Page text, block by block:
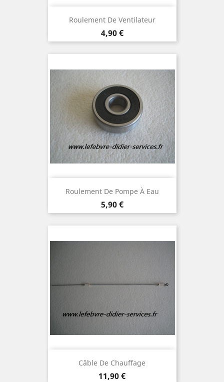
Roulement De Ventilateur
Prix
4,90 €
Roulement De Pompe À Eau
Prix
5,90 €
Câble De Chauffage
Prix
11,90 €